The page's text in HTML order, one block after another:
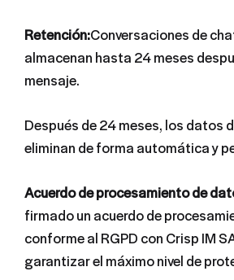
Retención:Conversaciones de
almacenan hasta 24 meses
mensaje.
Después de 24 meses, los datos
eliminan de forma automática y
Acuerdo de procesamiento de
firmado un acuerdo de
conforme al RGPD con Crisp IM
garantizar el máximo nivel de